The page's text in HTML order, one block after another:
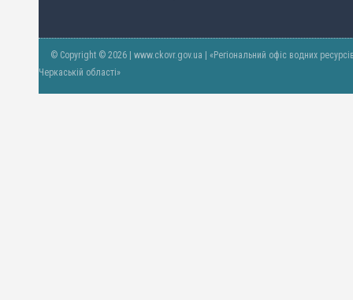
© Copyright © 2026 | www.ckovr.gov.ua | «Регіональний офіс водних
Черкаській області»